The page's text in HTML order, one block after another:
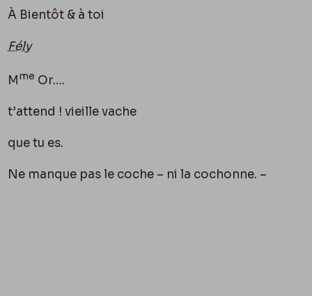
À Bientôt & à toi
Fély
Mme Or….
t’attend ! vieille vache
que tu es.
Ne manque pas le coche – ni la cochonne. –